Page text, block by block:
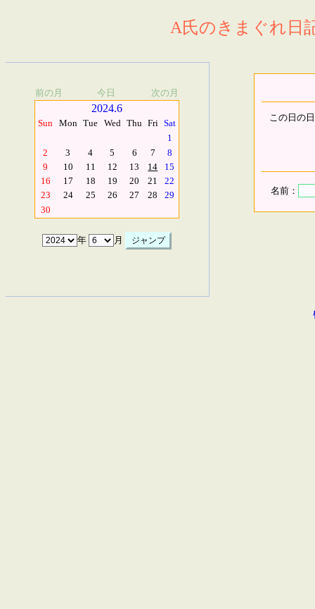
A氏のきまぐれ日
前の月 今日 次の月
2024.6
Sun Mon Tue Wed Thu Fri Sat
1
2
3 4 5 6 7
8
9
10 11 12 13 14
15
16
17 18 19 20 21
22
23
24 25 26 27 28
29
30
年 月
この日の
名前：